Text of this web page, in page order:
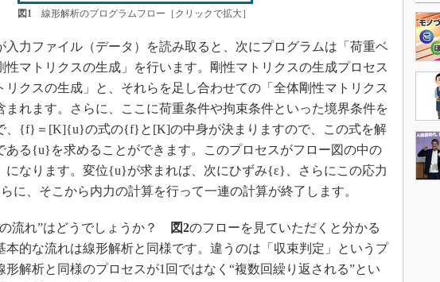
図1線形解析のプログラムフロー［クリックで拡大］
力ファイル（データ）を読み取ると、次にプログラムは「荷重ベ
性マトリクスの生成」を行います。剛性マトリクスの生成プロセス
リクスの生成」と、それらを足し合わせての「全体剛性マトリクス
まれます。さらに、ここに荷重条件や拘束条件といった境界条件を
、{f}＝[K]{u}の式の{f}と[K]の中身が決まりますので、この式を解
ある{u}を求めることができます。このプロセスがフロー図の中の
になります。変位{u}が求まれば、次にひずみ{ε}、さらにこの応力
に、そこから内力の計算を行って一連の計算が終了します。
流れ”はどうでしょうか？ 図2のフローを見ていただくと分かる
本的な流れは線形解析と同様です。違うのは「収束判定」というプ
形解析と同様のプロセスが1回ではなく“複数回繰り返される”とい